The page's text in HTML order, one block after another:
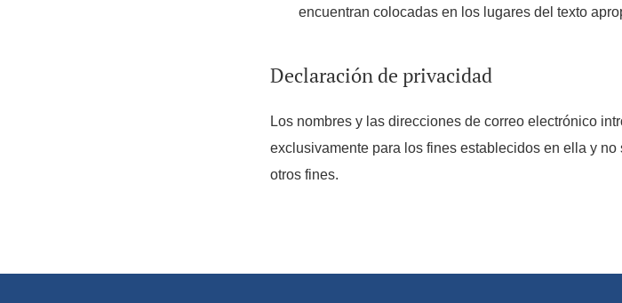
encuentran colocadas en los lugares del texto
Declaración de privacidad
Los nombres y las direcciones de correo electrónico
exclusivamente para los fines establecidos en ella y
otros fines.